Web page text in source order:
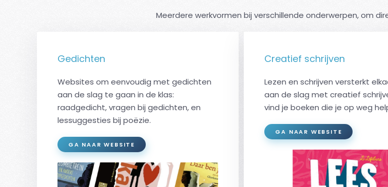
Meerdere werkvormen bij verschillende onderwerpen, om
Gedichten
Websites om eenvoudig met gedichten
aan de slag te gaan in de klas:
raadgedicht, vragen bij gedichten, en
lessuggesties bij poëzie.
GA NAAR WEBSITE
Creatief schrijven
Lezen en schrijven versterkt
aan de slag met creatief
vind je boeken die je op weg
GA NAAR WEBSITE